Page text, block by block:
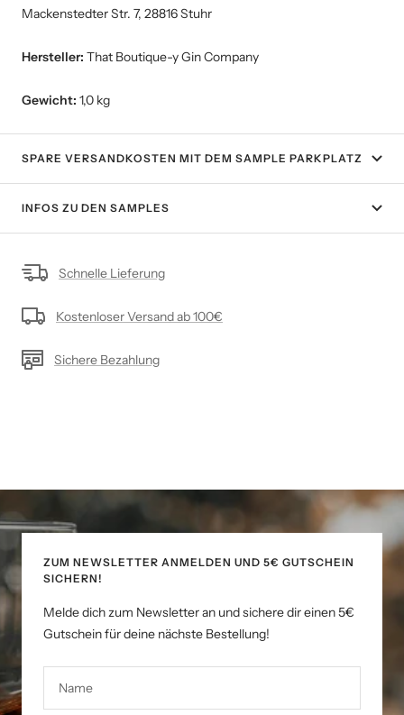
Mackenstedter Str. 7, 28816 Stuhr
Hersteller: That Boutique-y Gin Company
Gewicht: 1,0 kg
SPARE VERSANDKOSTEN MIT DEM SAMPLE PARKPLATZ
INFOS ZU DEN SAMPLES
Schnelle Lieferung
Kostenloser Versand ab 100€
Sichere Bezahlung
ZUM NEWSLETTER ANMELDEN UND 5€ GUTSCHEIN
SICHERN!
Melde dich zum Newsletter an und sichere dir einen 5€
Gutschein für deine nächste Bestellung!
Name